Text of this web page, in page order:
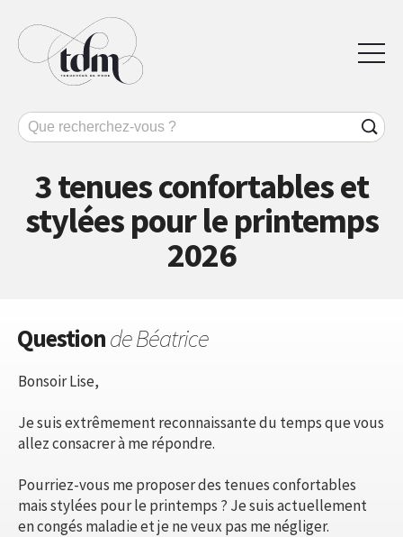
3 tenues confortables et
stylées pour le printemps
2026
Questionde Béatrice
Bonsoir Lise,
Je suis extrêmement reconnaissante du temps que vous
allez consacrer à me répondre.
Pourriez-vous me proposer des tenues confortables
mais stylées pour le printemps ? Je suis actuellement
en congés maladie et je ne veux pas me négliger.